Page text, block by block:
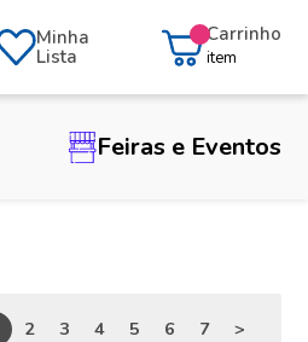
Minha
Lista
Carrinho
item
Feiras e Eventos
2 3 4 5 6 7 >